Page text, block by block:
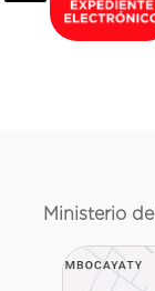
Ministerio